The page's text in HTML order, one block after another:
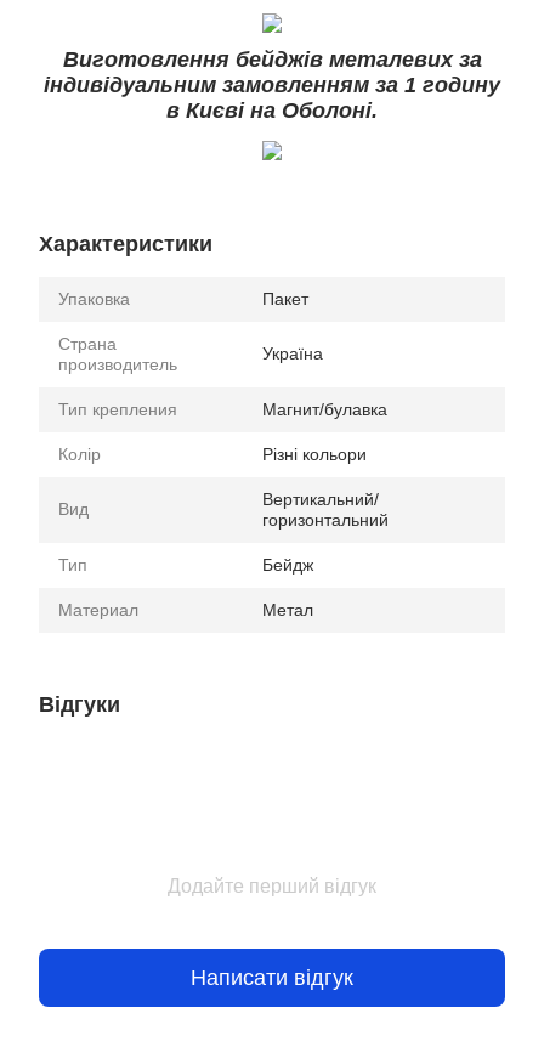
Виготовлення бейджів металевих за
індивідуальним замовленням за 1 годину
в Києві на Оболоні.
Характеристики
Упаковка Пакет
Страна
производитель
Україна
Тип крепления Магнит/булавка
Колір Різні кольори
Вид
Вертикальний/
горизонтальний
Тип Бейдж
Материал Метал
Відгуки
Додайте перший відгук
Написати відгук